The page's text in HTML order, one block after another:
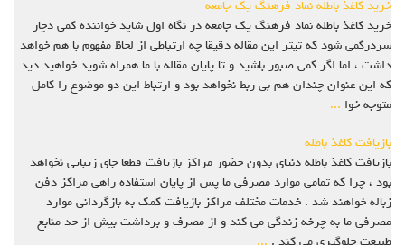
خرید کاغذ باطله نماد فرهنگ یک جامعه
خرید کاغذ باطله نماد فرهنگ یک جامعه در نگاه اول شاید خواننده کمی دچار
سردرگمی شود که تیتر این مقاله دقیقا چه ارتباطی از لحاظ مفهوم با هم خواهد
داشت ، اما اگر کمی صبور باشید و تا پایان مقاله با ما همراه شوید خواهید دید
که این عنوان چندان هم بی ربط نخواهد بود و ارتباط این دو موضوع را کامل
متوجه خوا ...
بازیافت کاغذ باطله
بازیافت کاغذ باطله دنیای بدون حضور مراکز بازیافت قطعا جای زیبایی نخواهد
بود ، چرا که تمامی موارد مصرفی ما پس از پایان استفاده راهی مراکز دفن
زباله خواهند شد . خدمات مختلف مراکز بازیافت کمک به بازگردانی موارد
مصرفی ما به چرخه زندگی می کند و از مصرف و برداشت بیش از حد منابع